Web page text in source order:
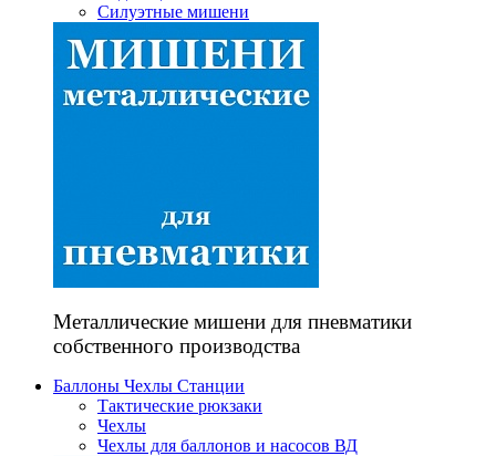
Силуэтные мишени
Металлические мишени для пневматики
собственного производства
Баллоны Чехлы Станции
Тактические рюкзаки
Чехлы
Чехлы для баллонов и насосов ВД